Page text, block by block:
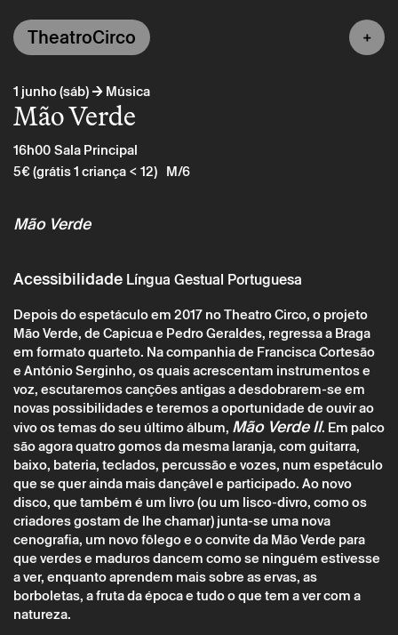
1 junho (sáb)→Música
Mão Verde
16h00Sala Principal
5€ (grátis 1 criança < 12) M/6
Mão Verde
Acessibilidade Língua Gestual Portuguesa
Depois do espetáculo em 2017 no Theatro Circo, o projeto
Mão Verde, de Capicua e Pedro Geraldes, regressa a Braga
em formato quarteto. Na companhia de Francisca Cortesão
e António Serginho, os quais acrescentam instrumentos e
voz, escutaremos canções antigas a desdobrarem-se em
novas possibilidades e teremos a oportunidade de ouvir ao
vivo os temas do seu último álbum, Mão Verde II. Em palco
são agora quatro gomos da mesma laranja, com guitarra,
baixo, bateria, teclados, percussão e vozes, num espetáculo
que se quer ainda mais dançável e participado. Ao novo
disco, que também é um livro (ou um lisco-divro, como os
criadores gostam de lhe chamar) junta-se uma nova
cenografia, um novo fôlego e o convite da Mão Verde para
que verdes e maduros dancem como se ninguém estivesse
a ver, enquanto aprendem mais sobre as ervas, as
borboletas, a fruta da época e tudo o que tem a ver com a
natureza.
TheatroCirco